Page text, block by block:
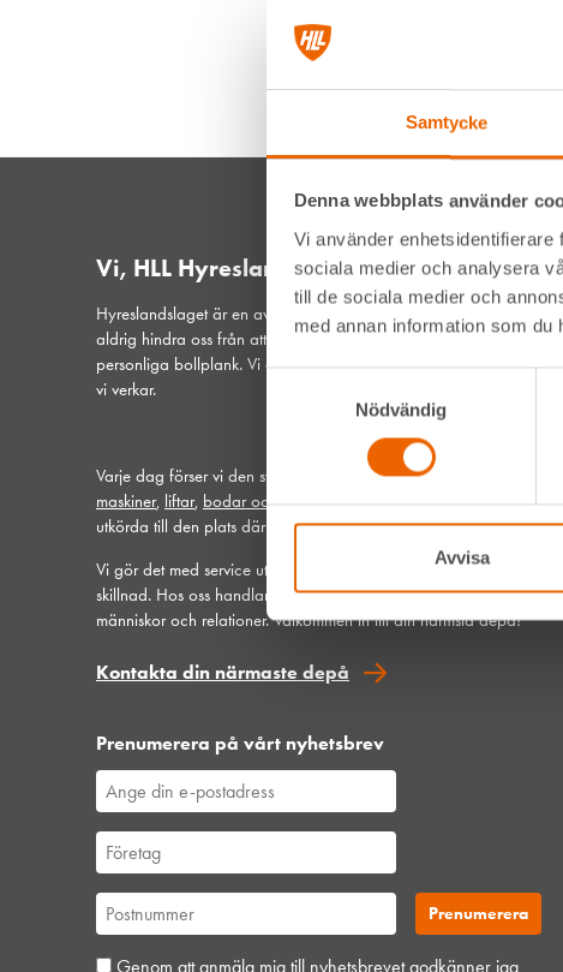
Samtycke
Denna webbplats använder
Vi använder
sociala medier och analysera
till de sociala medier och
med annan information som
Nödvändig
Avvisa
Vi, HLL Hyreslandslaget
Hyreslandslaget är en av Sveriges ledande maskinuthyrare. Det
aldrig hindra oss från att vara din lokala samarbetspartner och
personliga bollplank. Vi är ett samspelt lag med hjärtat på
vi verkar.
Varje dag förser vi den svenska bygg- och anläggningsbranschen
maskiner, liftar, bodar och vagnar– alltid med möjlighet att få dem
utkörda till den plats där du behöver dem.
Vi gör det med service utöver det vanliga och problemlösning som
skillnad. Hos oss handlar mycket om maskiner, men alltid allra
människor och relationer. Välkommen in till din närmsta depå!
Kontakta din närmaste depå
Prenumerera på vårt nyhetsbrev
Genom att anmäla mig till nyhetsbrevet godkänner jag